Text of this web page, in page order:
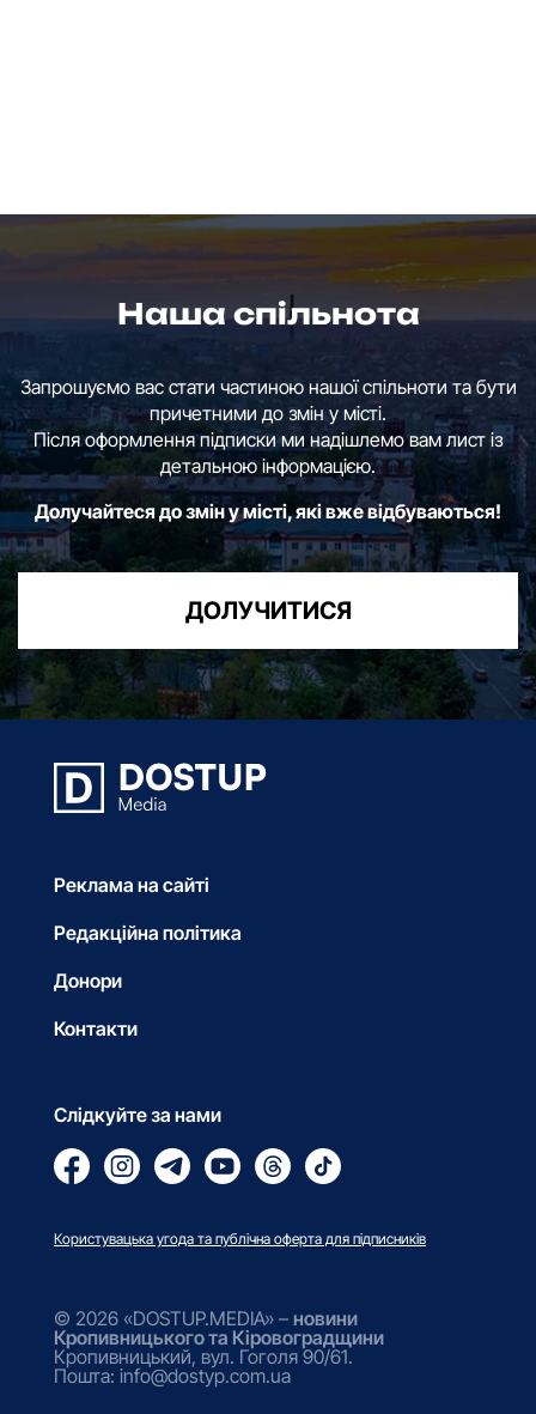
Наша спільнота
Запрошуємо вас стати частиною нашої спільноти та бути
причетними до змін у місті.
Після оформлення підписки ми надішлемо вам лист із
детальною інформацією.
Долучайтеся до змін у місті, які вже відбуваються!
ДОЛУЧИТИСЯ
Реклама на сайті
Редакційна політика
Донори
Контакти
Слідкуйте за нами
Користувацька угода та публічна оферта для підписників
© 2026 «DOSTUP.MEDIA» – новини
Кропивницького та Кіровоградщини
Кропивницький, вул. Гоголя 90/61.
Пошта: info@dostyp.com.ua